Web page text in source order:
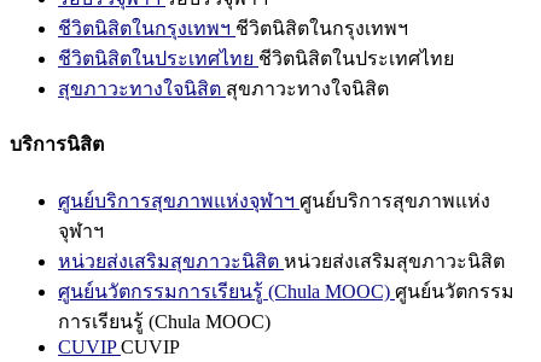
ชีวิตนิสิตในกรุงเทพฯ ชีวิตนิสิตในกรุงเทพฯ
ชีวิตนิสิตในประเทศไทย ชีวิตนิสิตในประเทศไทย
สุขภาวะทางใจนิสิต สุขภาวะทางใจนิสิต
บริการนิสิต
ศูนย์บริการสุขภาพแห่งจุฬาฯ ศูนย์บริการสุขภาพแห่ง
จุฬาฯ
หน่วยส่งเสริมสุขภาวะนิสิต หน่วยส่งเสริมสุขภาวะนิสิต
ศูนย์นวัตกรรมการเรียนรู้ (Chula MOOC) ศูนย์นวัตกรรม
การเรียนรู้ (Chula MOOC)
CUVIPCUVIP